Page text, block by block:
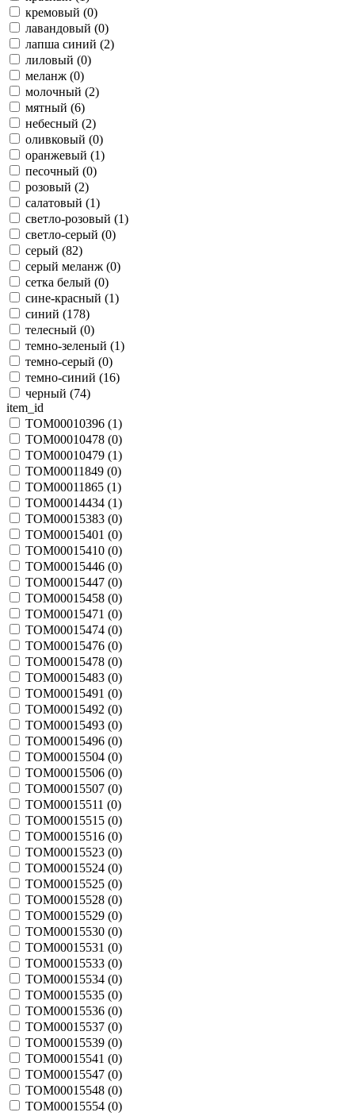
кремовый (0)
лавандовый (0)
лапша синий (2)
лиловый (0)
меланж (0)
молочный (2)
мятный (6)
небесный (2)
оливковый (0)
оранжевый (1)
песочный (0)
розовый (2)
салатовый (1)
светло-розовый (1)
светло-серый (0)
серый (82)
серый меланж (0)
сетка белый (0)
сине-красный (1)
синий (178)
телесный (0)
темно-зеленый (1)
темно-серый (0)
темно-синий (16)
черный (74)
item_id
TOM00010396 (1)
TOM00010478 (0)
TOM00010479 (1)
TOM00011849 (0)
TOM00011865 (1)
TOM00014434 (1)
TOM00015383 (0)
TOM00015401 (0)
TOM00015410 (0)
TOM00015446 (0)
TOM00015447 (0)
TOM00015458 (0)
TOM00015471 (0)
TOM00015474 (0)
TOM00015476 (0)
TOM00015478 (0)
TOM00015483 (0)
TOM00015491 (0)
TOM00015492 (0)
TOM00015493 (0)
TOM00015496 (0)
TOM00015504 (0)
TOM00015506 (0)
TOM00015507 (0)
TOM00015511 (0)
TOM00015515 (0)
TOM00015516 (0)
TOM00015523 (0)
TOM00015524 (0)
TOM00015525 (0)
TOM00015528 (0)
TOM00015529 (0)
TOM00015530 (0)
TOM00015531 (0)
TOM00015533 (0)
TOM00015534 (0)
TOM00015535 (0)
TOM00015536 (0)
TOM00015537 (0)
TOM00015539 (0)
TOM00015541 (0)
TOM00015547 (0)
TOM00015548 (0)
TOM00015554 (0)